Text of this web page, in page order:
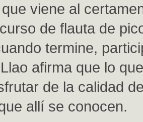
viene al
de flauta de
termine,
afirma que lo
de la calidad
allí se conocen.